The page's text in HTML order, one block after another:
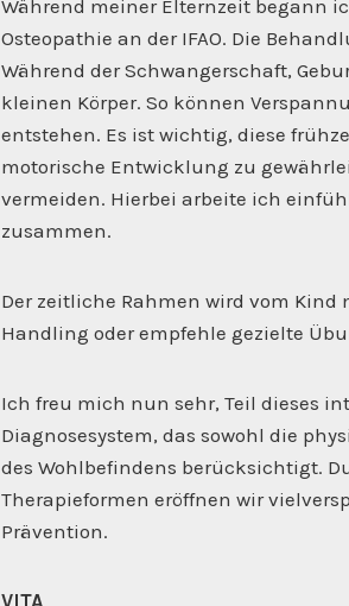
Während meiner Elternzeit begann
Osteopathie an der IFAO. Die
Während der Schwangerschaft,
kleinen Körper. So können
entstehen. Es ist wichtig, diese
motorische Entwicklung zu
vermeiden. Hierbei arbeite ich
zusammen.
Der zeitliche Rahmen wird vom Kind
Handling oder empfehle gezielte
Ich freu mich nun sehr, Teil dieses
Diagnosesystem, das sowohl die
des Wohlbefindens berücksichtigt.
Therapieformen eröffnen wir
Prävention.
VITA